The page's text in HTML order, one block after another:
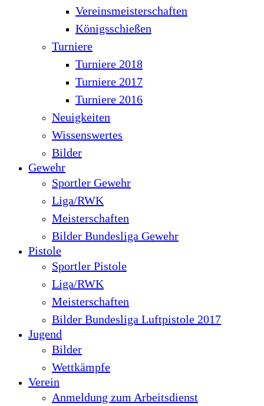
Vereinsmeisterschaften
Königsschießen
Turniere
Turniere 2018
Turniere 2017
Turniere 2016
Neuigkeiten
Wissenswertes
Bilder
Gewehr
Sportler Gewehr
Liga/RWK
Meisterschaften
Bilder Bundesliga Gewehr
Pistole
Sportler Pistole
Liga/RWK
Meisterschaften
Bilder Bundesliga Luftpistole 2017
Jugend
Bilder
Wettkämpfe
Verein
Anmeldung zum Arbeitsdienst